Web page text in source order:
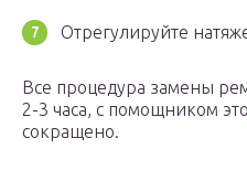
Отрегулируйте
Все процедура замены
2-3 часа, с помощником
сокращено.